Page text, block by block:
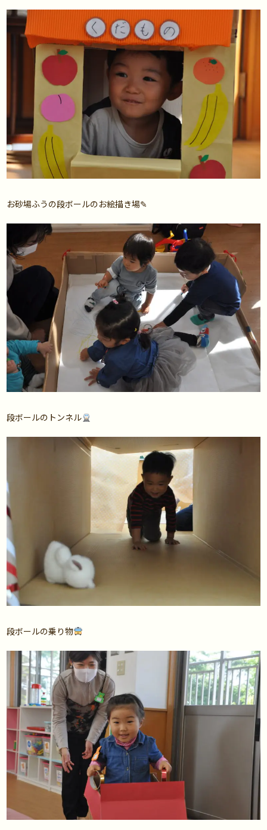
お砂場ふうの段ボールのお絵描き場✎
段ボールのトンネル
段ボールの乗り物